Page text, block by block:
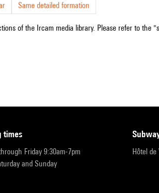
Same detailed formation
of the Ircam media library. Please refer to the
times
Friday 9:30am-7pm
and Sunday
Hôtel